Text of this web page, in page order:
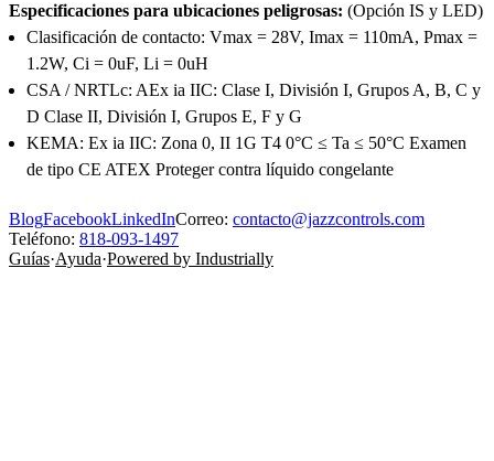
Especificaciones para ubicaciones peligrosas: (Opción IS y LED)
Clasificación de contacto: Vmax = 28V, Imax = 110mA, Pmax =
1.2W, Ci = 0uF, Li = 0uH
CSA / NRTLc: AEx ia IIC: Clase I, División I, Grupos A, B, C y
D Clase II, División I, Grupos E, F y G
KEMA: Ex ia IIC: Zona 0, II 1G T4 0°C ≤ Ta ≤ 50°C Examen
de tipo CE ATEX Proteger contra líquido congelante
BlogFacebookLinkedInCorreo: contacto@jazzcontrols.com
Teléfono: 818-093-1497
Guías·Ayuda·Powered by Industrially